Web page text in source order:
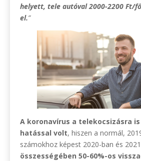
helyett, tele autóval 2000-2200 Ft/
el.”
A koronavírus a telekocsizásra
hatással volt, hiszen a normál,
számokhoz képest 2020-ban és
összességében 50-60%-os